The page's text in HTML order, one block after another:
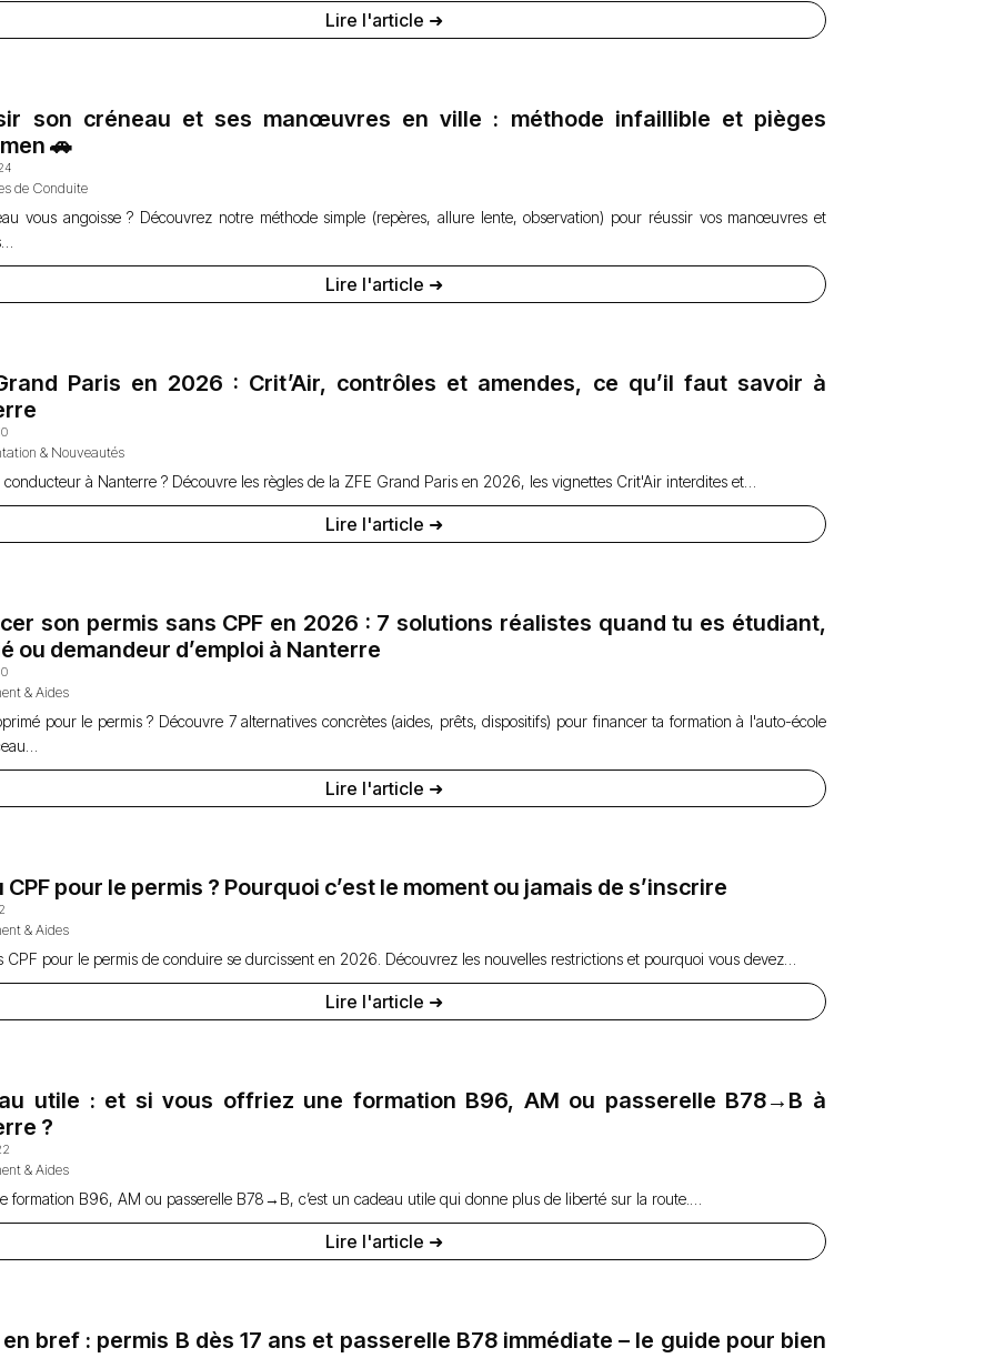
Lire l'article ➜
son créneau et ses manœuvres en ville : méthode infaillible et pièges
🚗
de Conduite
vous angoisse ? Découvrez notre méthode simple (repères, allure lente, observation) pour réussir vos manœuvres et
Lire l'article ➜
Paris en 2026 : Crit’Air, contrôles et amendes, ce qu’il faut savoir à
& Nouveautés
à Nanterre ? Découvre les règles de la ZFE Grand Paris en 2026, les vignettes Crit'Air interdites et…
Lire l'article ➜
son permis sans CPF en 2026 : 7 solutions réalistes quand tu es étudiant,
ou demandeur d’emploi à Nanterre
& Aides
pour le permis ? Découvre 7 alternatives concrètes (aides, prêts, dispositifs) pour financer ta formation à l'auto-école
Lire l'article ➜
CPF pour le permis ? Pourquoi c’est le moment ou jamais de s’inscrire
& Aides
CPF pour le permis de conduire se durcissent en 2026. Découvrez les nouvelles restrictions et pourquoi vous devez…
Lire l'article ➜
utile : et si vous offriez une formation B96, AM ou passerelle B78→B à
?
& Aides
formation B96, AM ou passerelle B78→B, c’est un cadeau utile qui donne plus de liberté sur la route.…
Lire l'article ➜
bref : permis B dès 17 ans et passerelle B78 immédiate – le guide pour bien